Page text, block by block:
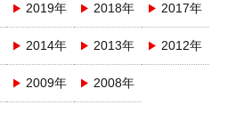
2019年 2018年 2017年
2014年 2013年 2012年
2009年 2008年